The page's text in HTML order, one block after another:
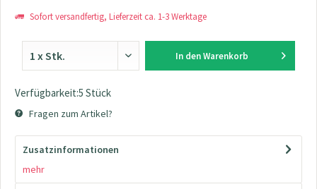
Sofort versandfertig, Lieferzeit ca. 1-3 Werktage
In den Warenkorb
Verfügbarkeit:5 Stück
Fragen zum Artikel?
Zusatzinformationen
mehr